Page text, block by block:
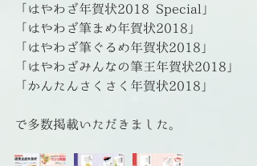
「はやわざ年賀状2018 Special」
​「はやわざ筆まめ年賀状2018」
「はやわざ筆ぐるめ年賀状2018」
「はやわざみんなの筆王年賀状2018」
「かんたんさくさく年賀状2018」
で多数掲載いただきました。